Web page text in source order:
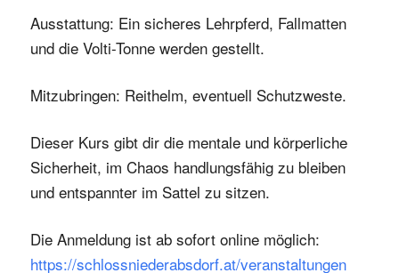
Ausstattung: Ein sicheres Lehrpferd, Fallmatten
und die Volti-Tonne werden gestellt.
Mitzubringen: Reithelm, eventuell Schutzweste.
Dieser Kurs gibt dir die mentale und körperliche
Sicherheit, im Chaos handlungsfähig zu bleiben
und entspannter im Sattel zu sitzen.
Die Anmeldung ist ab sofort online möglich:
https://schlossniederabsdorf.at/veranstaltungen